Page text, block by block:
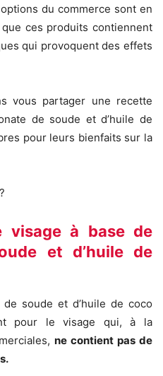
du commerce sont en
ces produits contiennent
qui provoquent des effets
vous partager une recette
de soude et d’huile de
pour leurs bienfaits sur la
visage à base de
et d’huile de
soude et d’huile de coco
pour le visage qui, à la
ne contient pas de